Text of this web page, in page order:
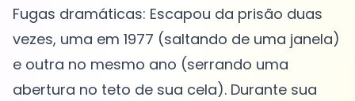
Fugas dramáticas: Escapou da prisão duas
vezes, uma em 1977 (saltando de uma janela)
e outra no mesmo ano (serrando uma
abertura no teto de sua cela). Durante sua